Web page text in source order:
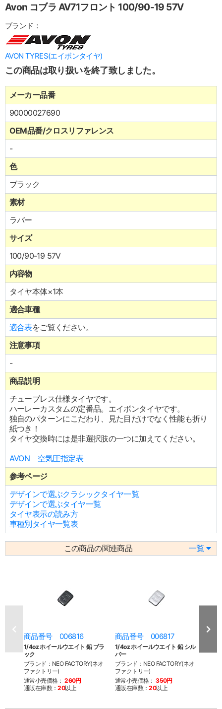
Avon コブラ AV71フロント 100/90-19 57V
ブランド：
AVON TYRES(エイボンタイヤ)
この商品は取り扱いを終了致しました。
メーカー品番
90000027690
OEM品番/クロスリファレンス
-
色
ブラック
素材
ラバー
サイズ
100/90-19 57V
内容物
タイヤ本体×1本
適合車種
適合表をご覧ください。
注意事項
-
商品説明
チューブレス仕様タイヤです。
ハーレーカスタムの定番品。エイボンタイヤです。
独自のパターンにこだわり、見た目だけでなく性能も折り
紙つき！
タイヤ交換時には是非選択肢の一つに加えてください。
AVON 空気圧指定表
参考ページ
デザインで選ぶクラシックタイヤ一覧
デザインで選ぶタイヤ一覧
タイヤ表示の読み方
車種別タイヤ一覧表
この商品の関連商品 一覧
商品番号 006816
1/4oz ホイールウエイト 鉛 ブラ
ック
ブランド：NEO FACTORY(ネオ
ファクトリー)
通常小売価格： 260円
通販在庫数：20以上
商品番号 006817
1/4oz ホイールウエイト 鉛 シル
バー
ブランド：NEO FACTORY(ネオ
ファクトリー)
通常小売価格： 350円
通販在庫数：20以上
ル ブ